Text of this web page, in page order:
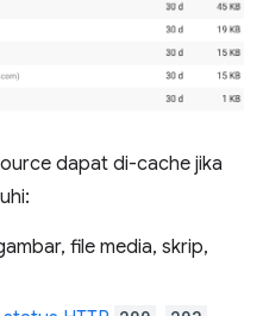
dapat di-cache jika
file media, skrip,